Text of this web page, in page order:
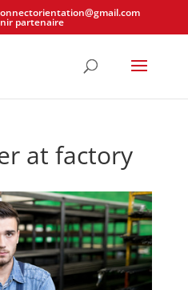
partenaire
at factory